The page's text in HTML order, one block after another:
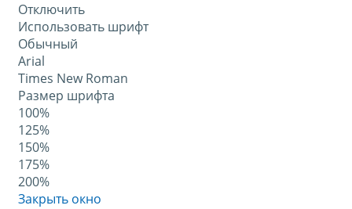
Отключить
Использовать шрифт
Обычный
Arial
Times New Roman
Размер шрифта
100%
125%
150%
175%
200%
Закрыть окно